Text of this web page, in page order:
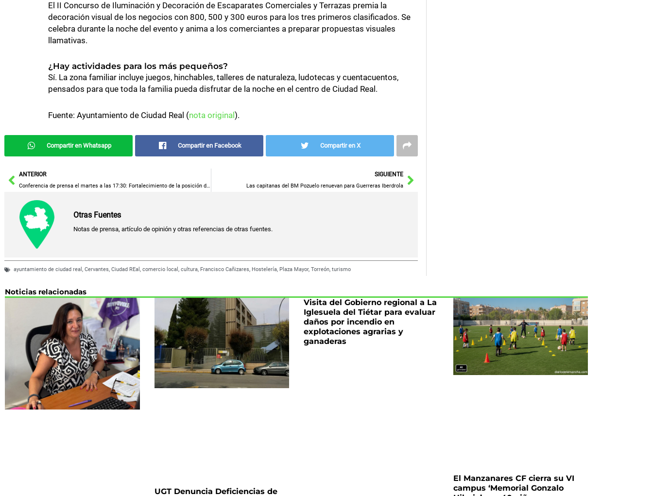
El II Concurso de Iluminación y Decoración de Escaparates Comerciales y Terrazas premia la
decoración visual de los negocios con 800, 500 y 300 euros para los tres primeros clasificados. Se
celebra durante la noche del evento y anima a los comerciantes a preparar propuestas visuales
llamativas.
¿Hay actividades para los más pequeños?
Sí. La zona familiar incluye juegos, hinchables, talleres de naturaleza, ludotecas y cuentacuentos,
pensados para que toda la familia pueda disfrutar de la noche en el centro de Ciudad Real.
Fuente: Ayuntamiento de Ciudad Real (nota original).
Compartir en Whatsapp Compartir en Facebook Compartir en X
AntANTERIOR
Conferencia de prensa el martes a las 17:30: Fortalecimiento de la posición de los agricultores en la cadena alimentaria.
SIGUIENTE
Las capitanas del BM Pozuelo renuevan para Guerreras Iberdrola
Siguiente
Otras Fuentes
Notas de prensa, artículo de opinión y otras referencias de otras fuentes.
ayuntamiento de ciudad real , Cervantes, Ciudad REal , comercio local , cultura, Francisco Cañizares, Hostelería, Plaza Mayor, Torreón, turismo
Noticias relacionadas
UGT Denuncia Deficiencias de
Visita del Gobierno regional a La
Iglesuela del Tiétar para evaluar
daños por incendio en
explotaciones agrarias y
ganaderas
El Manzanares CF cierra su VI
campus ‘Memorial Gonzalo